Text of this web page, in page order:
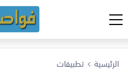
الرئيسية تطبيقات